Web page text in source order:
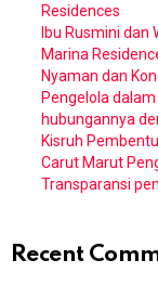
Residences
Ibu Rusmini
Marina
Nyaman dan
Pengelola
hubungannya
Kisruh
Carut Marut
Transparansi
Recent